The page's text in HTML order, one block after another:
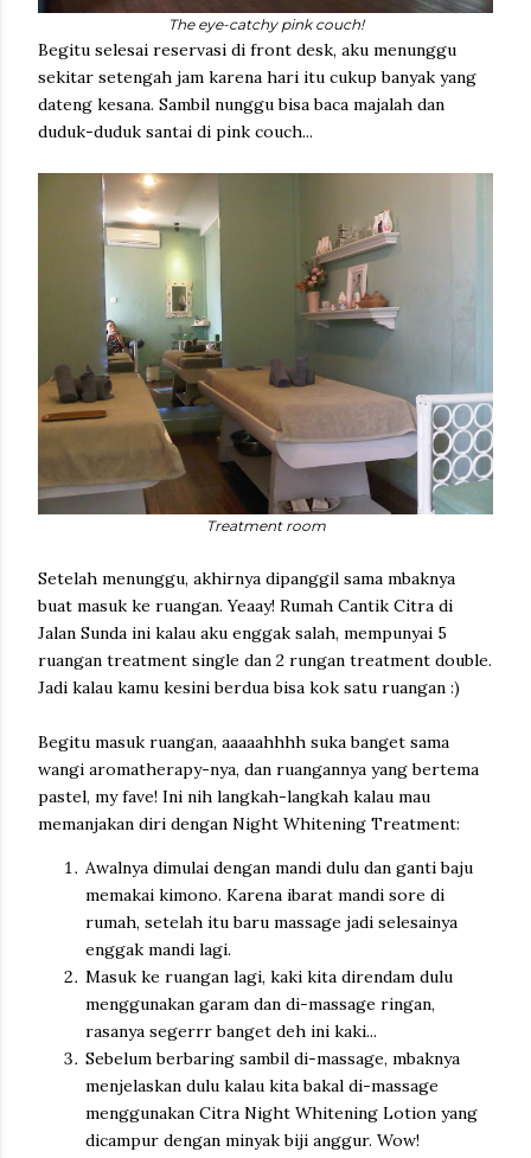
The eye-catchy pink couch!
Begitu selesai reservasi di front desk, aku menunggu
sekitar setengah jam karena hari itu cukup banyak yang
dateng kesana. Sambil nunggu bisa baca majalah dan
duduk-duduk santai di pink couch...
Treatment room
Setelah menunggu, akhirnya dipanggil sama mbaknya
buat masuk ke ruangan. Yeaay! Rumah Cantik Citra di
Jalan Sunda ini kalau aku enggak salah, mempunyai 5
ruangan treatment single dan 2 rungan treatment double.
Jadi kalau kamu kesini berdua bisa kok satu ruangan :)
Begitu masuk ruangan, aaaaahhhh suka banget sama
wangi aromatherapy-nya, dan ruangannya yang bertema
pastel, my fave! Ini nih langkah-langkah kalau mau
memanjakan diri dengan Night Whitening Treatment:
Awalnya dimulai dengan mandi dulu dan ganti baju
memakai kimono. Karena ibarat mandi sore di
rumah, setelah itu baru massage jadi selesainya
enggak mandi lagi.
Masuk ke ruangan lagi, kaki kita direndam dulu
menggunakan garam dan di-massage ringan,
rasanya segerrr banget deh ini kaki...
Sebelum berbaring sambil di-massage, mbaknya
menjelaskan dulu kalau kita bakal di-massage
menggunakan Citra Night Whitening Lotion yang
dicampur dengan minyak biji anggur. Wow!